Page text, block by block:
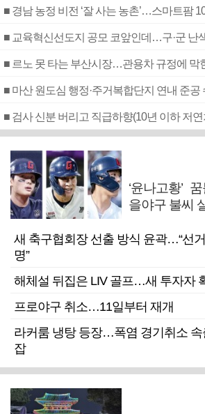
■ 경남 농정 비전 ‘잘 사는 농촌’…스마트팜
■ 교육혁신선도지 공모 코앞인데…구·군 난
■ 르노 못 타는 부산시장…관용차 규정에 막
■ 마산 원도심 행정·주거복합단지 연내 준공
‘윤나고황’
을야구 불씨
새 축구협회장 선출 방식 윤곽…“선
명”
해체설 뒤집은 LIV 골프…새 투자자
프로야구 취소…11일부터 재개
라커룸 냉탕 등장…폭염 경기취소 속
잡